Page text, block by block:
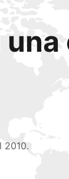
2010.